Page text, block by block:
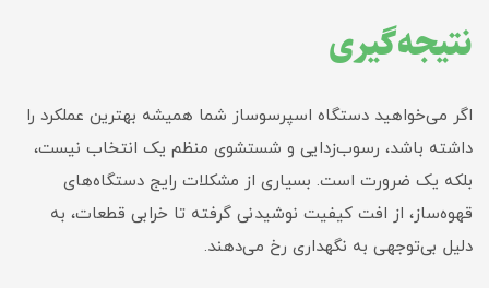
نتیجه‌گیری
اگر می‌خواهید دستگاه اسپرسوساز شما همیشه بهترین عملکرد را
داشته باشد، رسوب‌زدایی و شستشوی منظم یک انتخاب نیست،
بلکه یک ضرورت است. بسیاری از مشکلات رایج دستگاه‌های
قهوه‌ساز، از افت کیفیت نوشیدنی گرفته تا خرابی قطعات، به
دلیل بی‌توجهی به نگهداری رخ می‌دهند.